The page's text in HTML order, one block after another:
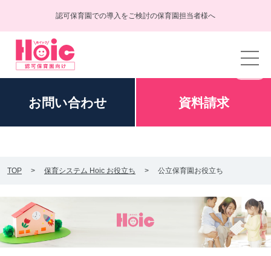
認可保育園での導入をご検討の保育園担当者様へ
お問い合わせ 資料請求
TOP 保育システム Hoic お役立ち 公立保育園お役立ち